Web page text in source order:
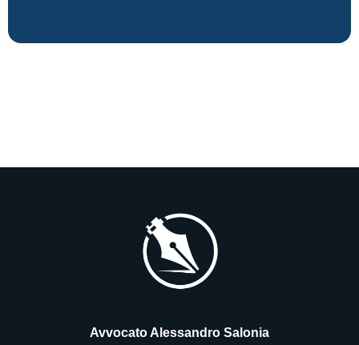
Avvocato Alessandro Salonia